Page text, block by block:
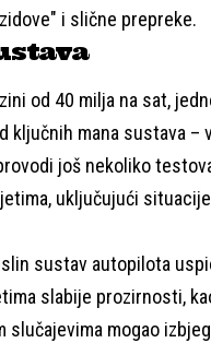
i slične prepreke.
od 40 milja na sat,
ključnih mana sustava –
još nekoliko
uključujući
sustav autopilota
slabije prozirnosti,
slučajevima mogao